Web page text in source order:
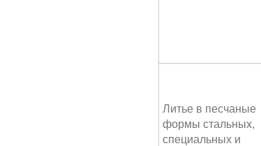
Литье в песчаные
формы стальных,
специальных и